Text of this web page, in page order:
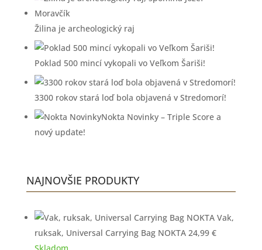
Žilina je archeologický raj
Poklad 500 mincí vykopali vo Veľkom Šariši!
3300 rokov stará loď bola objavená v Stredomorí!
Nokta Novinky – Triple Score a
nový update!
NAJNOVŠIE PRODUKTY
Vak,
ruksak, Universal Carrying Bag NOKTA 24,99 €